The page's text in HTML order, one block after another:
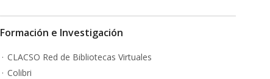
Formación e Investigación
CLACSO Red de Bibliotecas Virtuales
Colibri